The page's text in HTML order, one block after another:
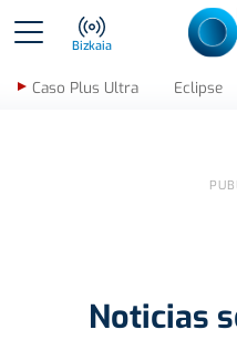
Bizkaia
Caso Plus Ultra Eclipse
Noticias